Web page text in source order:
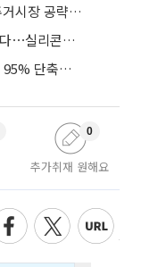
유럽서 키운 히트펌프…삼성·LG, 국내 주거시장 공략 ‘속도’
이재용·최태원·이해진, 美서 젠슨황 만난다⋯실리콘밸리 집결하는 AI리더
최정연 삼성전자 부사장 "PDK 리타기팅 95% 단축…에이전트 AI 시범 활용"
추가취재 원해요
0